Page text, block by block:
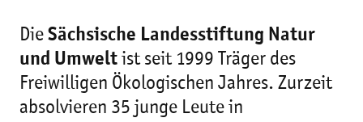
Die Sächsische Landesstiftung Natur
und Umwelt ist seit 1999 Träger des
Freiwilligen Ökologischen Jahres. Zurzeit
absolvieren 35 junge Leute in